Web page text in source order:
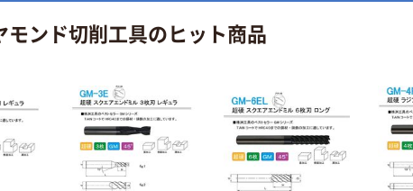
モンド切削工具のヒット商品